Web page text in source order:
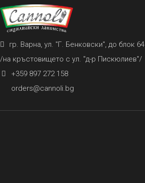
гр. Варна, ул. "Г. Бенковски", до блок 64
/на кръстовището с ул. "д-р Пискюлиев"/
+359 897 272 158
orders@cannoli.bg